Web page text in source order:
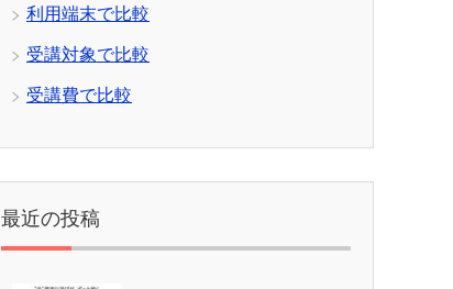
利用端末で比較
受講対象で比較
受講費で比較
最近の投稿